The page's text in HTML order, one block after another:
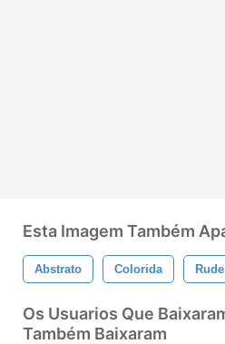
Esta Imagem Também
Abstrato Colorida Rude
Os Usuarios Que
Também Baixaram